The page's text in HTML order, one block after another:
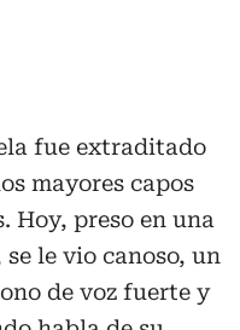
fue extraditado
mayores capos
Hoy, preso en una
le vio canoso, un
de voz fuerte y